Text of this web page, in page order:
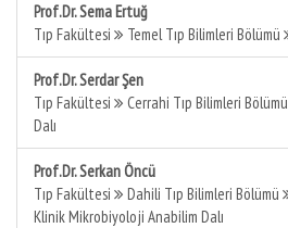
Prof.Dr. Sema Ertuğ
Tıp Fakültesi
Temel Tıp Bilimleri Bölümü
Prof.Dr. Serdar Şen
Tıp Fakültesi
Cerrahi Tıp Bilimleri Bölümü
Dalı
Prof.Dr. Serkan Öncü
Tıp Fakültesi
Dahili Tıp Bilimleri Bölümü
Klinik Mikrobiyoloji Anabilim Dalı